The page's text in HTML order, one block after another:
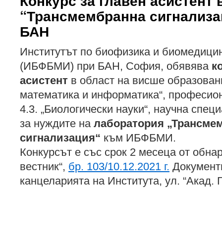
“Трансмембранна
БАН
Институтът по биофизика и
(ИБФБМИ) при БАН, София, обявява
асистент в област на висше
математика и информатика“,
4.3. „Биологически науки“, научна
за нуждите на лаборатория
сигнализация“ към ИБФБМИ.
Конкурсът е със срок 2 месеца от
вестник“, бр. 103/10.12.2021 г.
канцеларията на Института, ул. “Акад.